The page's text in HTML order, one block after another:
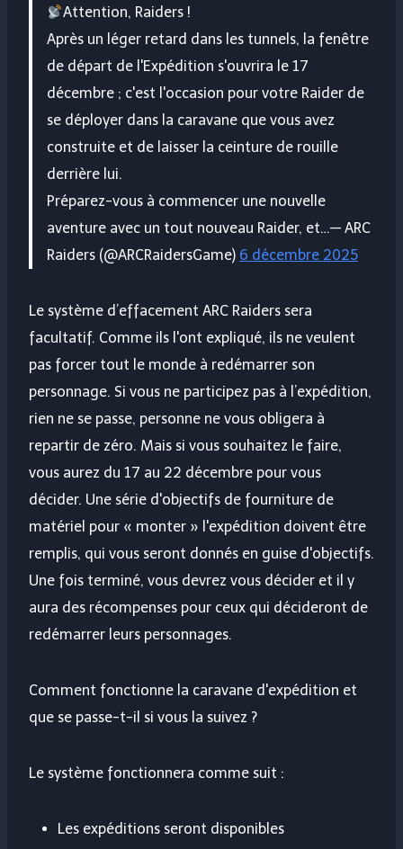
Attention, Raiders !
Après un léger retard dans les tunnels, la fenêtre
de départ de l'Expédition s'ouvrira le 17
décembre ; c'est l'occasion pour votre Raider de
se déployer dans la caravane que vous avez
construite et de laisser la ceinture de rouille
derrière lui.
Préparez-vous à commencer une nouvelle
aventure avec un tout nouveau Raider, et…— ARC
Raiders (@ARCRaidersGame) 6 décembre 2025
Le système d’effacement ARC Raiders sera
facultatif. Comme ils l'ont expliqué, ils ne veulent
pas forcer tout le monde à redémarrer son
personnage. Si vous ne participez pas à l’expédition,
rien ne se passe, personne ne vous obligera à
repartir de zéro. Mais si vous souhaitez le faire,
vous aurez du 17 au 22 décembre pour vous
décider. Une série d'objectifs de fourniture de
matériel pour « monter » l'expédition doivent être
remplis, qui vous seront donnés en guise d'objectifs.
Une fois terminé, vous devrez vous décider et il y
aura des récompenses pour ceux qui décideront de
redémarrer leurs personnages.
Comment fonctionne la caravane d'expédition et
que se passe-t-il si vous la suivez ?
Le système fonctionnera comme suit :
Les expéditions seront disponibles